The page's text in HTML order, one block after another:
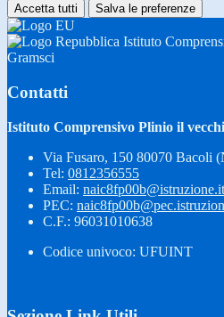
Accetta tutti Salva le preferenze
Istituto
Gramsci
Contatti
Istituto Comprensivo Plinio il
Via Fusaro, 150 80070 Bacoli
Tel: 0812356555
Email: naic8fp00b@istruzione.it
PEC:
C.F.: 96031010638
Codice univoco: UFUINT